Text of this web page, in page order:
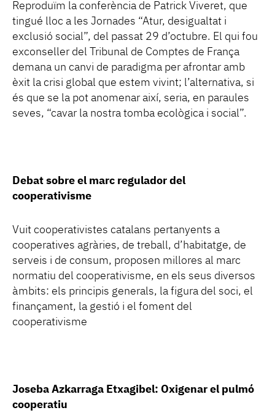
Reproduïm la conferència de Patrick Viveret, que
tingué lloc a les Jornades “Atur, desigualtat i
exclusió social”, del passat 29 d’octubre. El qui fou
exconseller del Tribunal de Comptes de França
demana un canvi de paradigma per afrontar amb
èxit la crisi global que estem vivint; l’alternativa, si
és que se la pot anomenar així, seria, en paraules
seves, “cavar la nostra tomba ecològica i social”.
Debat sobre el marc regulador del
cooperativisme
Vuit cooperativistes catalans pertanyents a
cooperatives agràries, de treball, d’habitatge, de
serveis i de consum, proposen millores al marc
normatiu del cooperativisme, en els seus diversos
àmbits: els principis generals, la figura del soci, el
finançament, la gestió i el foment del
cooperativisme
Joseba Azkarraga Etxagibel: Oxigenar el pulmó
cooperatiu